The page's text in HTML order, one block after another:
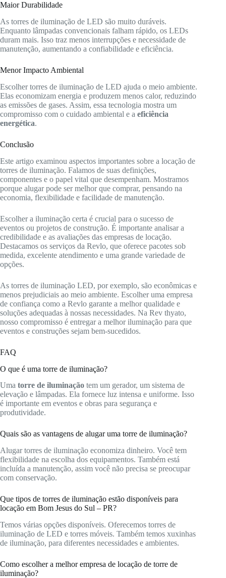
Maior Durabilidade
As torres de iluminação de LED são muito duráveis.
Enquanto lâmpadas convencionais falham rápido, os LEDs
duram mais. Isso traz menos interrupções e necessidade de
manutenção, aumentando a confiabilidade e eficiência.
Menor Impacto Ambiental
Escolher torres de iluminação de LED ajuda o meio ambiente.
Elas economizam energia e produzem menos calor, reduzindo
as emissões de gases. Assim, essa tecnologia mostra um
compromisso com o cuidado ambiental e a eficiência
energética.
Conclusão
Este artigo examinou aspectos importantes sobre a locação de
torres de iluminação. Falamos de suas definições,
componentes e o papel vital que desempenham. Mostramos
porque alugar pode ser melhor que comprar, pensando na
economia, flexibilidade e facilidade de manutenção.
Escolher a iluminação certa é crucial para o sucesso de
eventos ou projetos de construção. É importante analisar a
credibilidade e as avaliações das empresas de locação.
Destacamos os serviços da Revlo, que oferece pacotes sob
medida, excelente atendimento e uma grande variedade de
opções.
As torres de iluminação LED, por exemplo, são econômicas e
menos prejudiciais ao meio ambiente. Escolher uma empresa
de confiança como a Revlo garante a melhor qualidade e
soluções adequadas à nossas necessidades. Na Rev thyato,
nosso compromisso é entregar a melhor iluminação para que
eventos e construções sejam bem-sucedidos.
FAQ
O que é uma torre de iluminação?
Uma torre de iluminação tem um gerador, um sistema de
elevação e lâmpadas. Ela fornece luz intensa e uniforme. Isso
é importante em eventos e obras para segurança e
produtividade.
Quais são as vantagens de alugar uma torre de iluminação?
Alugar torres de iluminação economiza dinheiro. Você tem
flexibilidade na escolha dos equipamentos. Também está
incluída a manutenção, assim você não precisa se preocupar
com conservação.
Que tipos de torres de iluminação estão disponíveis para
locação em Bom Jesus do Sul – PR?
Temos várias opções disponíveis. Oferecemos torres de
iluminação de LED e torres móveis. Também temos xuxinhas
de iluminação, para diferentes necessidades e ambientes.
Como escolher a melhor empresa de locação de torre de
iluminação?